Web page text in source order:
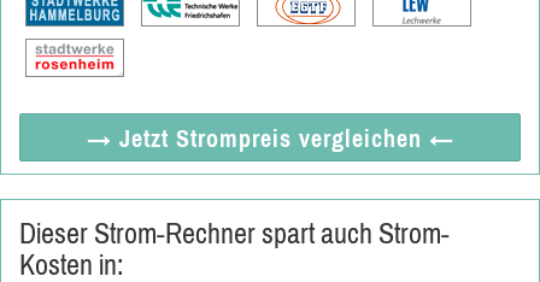
→ Jetzt Strompreis vergleichen ←
Dieser Strom-Rechner spart auch Strom-
Kosten in: